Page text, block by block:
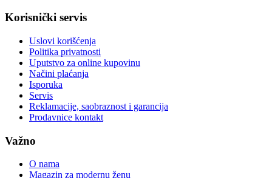
Korisnički servis
Uslovi korišćenja
Politika privatnosti
Uputstvo za online kupovinu
Načini plaćanja
Isporuka
Servis
Reklamacije, saobraznost i garancija
Prodavnice kontakt
Važno
O nama
Magazin za modernu ženu